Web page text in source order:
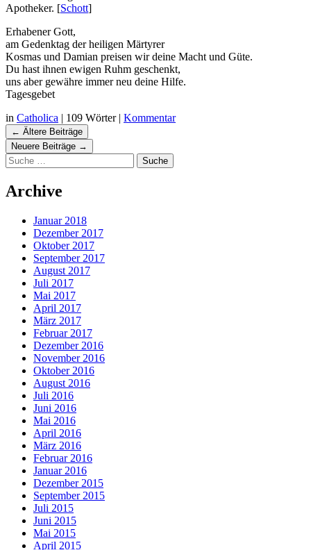
Apotheker. [Schott]
Erhabener Gott,
am Gedenktag der heiligen Märtyrer
Kosmas und Damian preisen wir deine Macht und Güte.
Du hast ihnen ewigen Ruhm geschenkt,
uns aber gewähre immer neu deine Hilfe.
Tagesgebet
in Catholica | 109 Wörter | Kommentar
Navigation
Beiträgen
← Ältere Beiträge
Neuere Beiträge →
Suche
Archive
Januar 2018
Dezember 2017
Oktober 2017
September 2017
August 2017
Juli 2017
Mai 2017
April 2017
März 2017
Februar 2017
Dezember 2016
November 2016
Oktober 2016
August 2016
Juli 2016
Juni 2016
Mai 2016
April 2016
März 2016
Februar 2016
Januar 2016
Dezember 2015
September 2015
Juli 2015
Juni 2015
Mai 2015
April 2015